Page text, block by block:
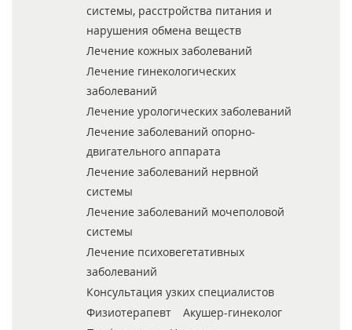
системы, расстройства питания и
нарушения обмена веществ
Лечение кожных заболеваний
Лечение гинекологических
заболеваний
Лечение урологических заболеваний
Лечение заболеваний опорно-
двигательного аппарата
Лечение заболеваний нервной
системы
Лечение заболеваний мочеполовой
системы
Лечение психовегетативных
заболеваний
Консультация узких специалистов
Физиотерапевт
Акушер-гинеколог